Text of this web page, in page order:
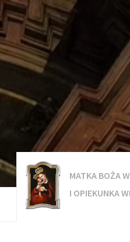
MATKA BOŻA
I OPIEKUNKA